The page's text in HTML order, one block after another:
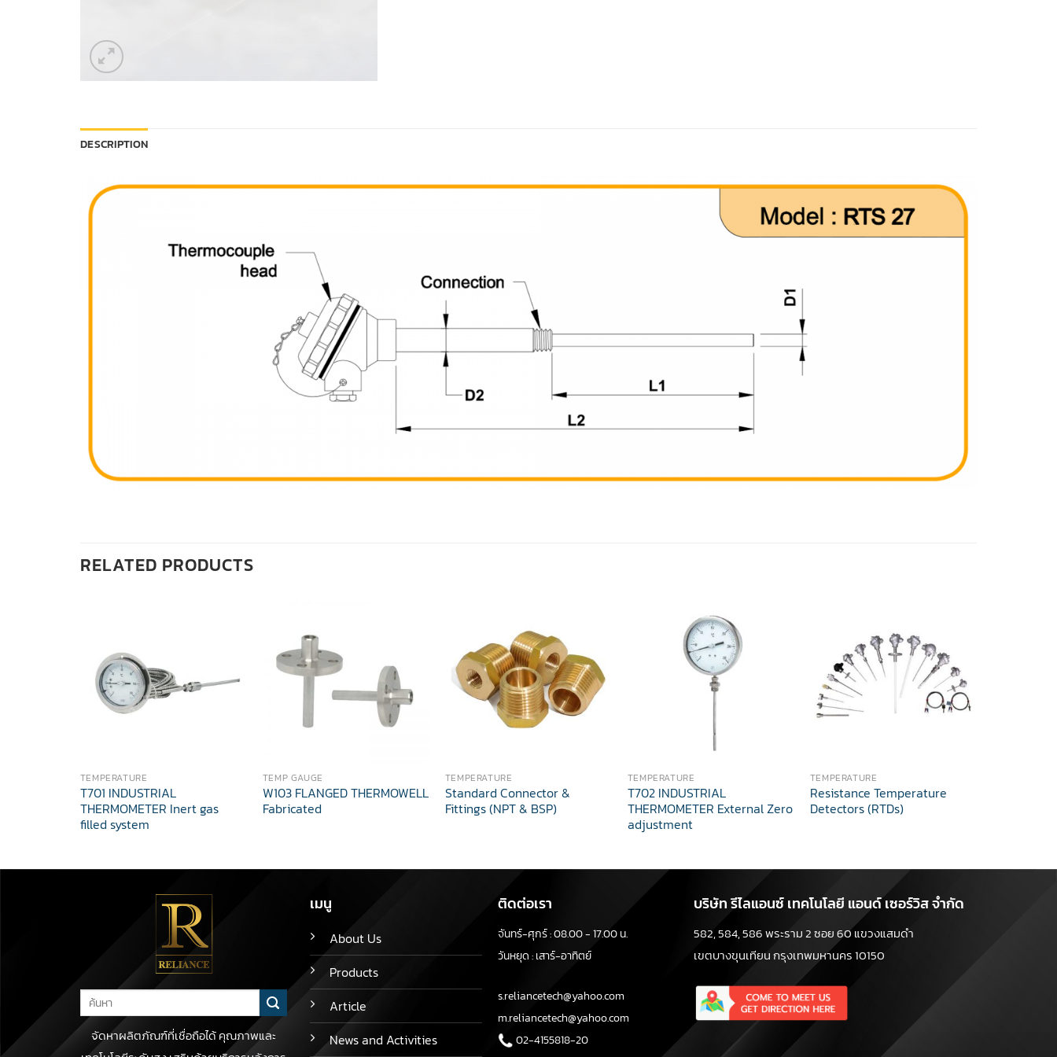
DESCRIPTION
RELATED PRODUCTS
TEMPERATURE
T701 INDUSTRIAL
THERMOMETER Inert gas
filled system
TEMP GAUGE
W103 FLANGED THERMOWELL
Fabricated
TEMPERATURE
Standard Connector &
Fittings (NPT & BSP)
TEMPERATURE
T702 INDUSTRIAL
THERMOMETER External Zero
adjustment
TEMPERATURE
Resistance Temperature
Detectors (RTDs)
Search
for:
จัดหาผลิตภัณฑ์ที่เชื่อถือได้ คุณภาพและ
เมนู
About Us
Products
Article
News and Activities
ติดต่อเรา
จันทร์-ศุกร์ : 08.00 - 17.00 น.
วันหยุด : เสาร์-อาทิตย์
s.reliancetech@yahoo.com
m.reliancetech@yahoo.com
02-4155818-20
บริษัท รีไลแอนซ์ เทคโนโลยี แอนด์ เซอร์วิส จำกัด
582, 584, 586 พระราม 2 ซอย 60 แขวงแสมดำ
เขตบางขุนเทียน กรุงเทพมหานคร 10150